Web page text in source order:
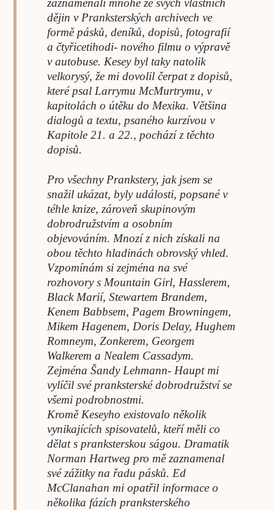
zaznamenali mnohé ze svých vlastních
dějin v Pranksterských archivech ve
formě pásků, deníků, dopisů, fotografií
a čtyřicetihodi- nového filmu o výpravě
v autobuse. Kesey byl taky natolik
velkorysý, že mi dovolil čerpat z dopisů,
které psal Larrymu McMurtrymu, v
kapitolách o útěku do Mexika. Většina
dialogů a textu, psaného kurzívou v
Kapitole 21. a 22., pochází z těchto
dopisů.
Pro všechny Prankstery, jak jsem se
snažil ukázat, byly události, popsané v
téhle knize, zároveň skupinovým
dobrodružstvím a osobním
objevováním. Mnozí z nich získali na
obou těchto hladinách obrovský vhled.
Vzpomínám si zejména na své
rozhovory s Mountain Girl, Hasslerem,
Black Marií, Stewartem Brandem,
Kenem Babbsem, Pagem Browningem,
Mikem Hagenem, Doris Delay, Hughem
Romneym, Zonkerem, Georgem
Walkerem a Nealem Cassadym.
Zejména Šandy Lehmann- Haupt mi
vylíčil své pranksterské dobrodružství se
všemi podrobnostmi.
Kromě Keseyho existovalo několik
vynikajících spisovatelů, kteří měli co
dělat s pranksterskou ságou. Dramatik
Norman Hartweg pro mě zaznamenal
své zážitky na řadu pásků. Ed
McClanahan mi opatřil informace o
několika fázích pranksterského